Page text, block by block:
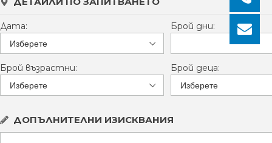
Дата: Брой дни:
Брой възрастни: Брой деца:
ДОПЪЛНИТЕЛНИ ИЗИСКВАНИЯ